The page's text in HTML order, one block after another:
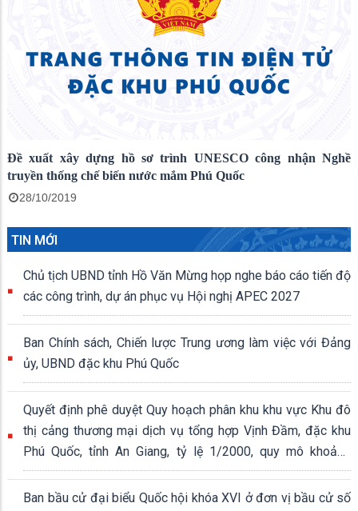
Đề xuất xây dựng hồ sơ trình UNESCO công nhận Nghề
truyền thống chế biến nước mắm Phú Quốc
28/10/2019
TIN MỚI
Chủ tịch UBND tỉnh Hồ Văn Mừng họp nghe báo cáo tiến độ
các công trình, dự án phục vụ Hội nghị APEC 2027
Ban Chính sách, Chiến lược Trung ương làm việc với Đảng
ủy, UBND đặc khu Phú Quốc
Quyết định phê duyệt Quy hoạch phân khu khu vực Khu đô
thị cảng thương mại dịch vụ tổng hợp Vịnh Đầm, đặc khu
Phú Quốc, tỉnh An Giang, tỷ lệ 1/2000, quy mô khoảng
339,04 ha
Ban bầu cử đại biểu Quốc hội khóa XVI ở đơn vị bầu cử số